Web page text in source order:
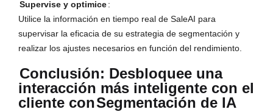
Supervise y optimice:
Utilice la información en tiempo real de SaleAI para
supervisar la eficacia de su estrategia de segmentación y
realizar los ajustes necesarios en función del rendimiento.
Conclusión: Desbloquee una
interacción más inteligente con el
cliente conSegmentación de IA